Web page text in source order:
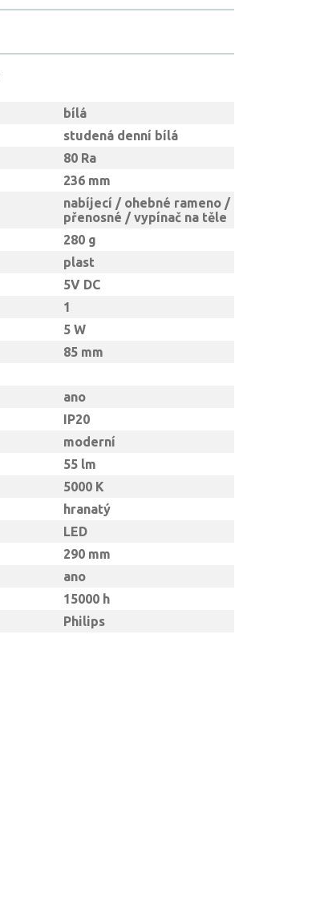
bílá
studená denní bílá
80 Ra
236 mm
nabíjecí / ohebné rameno /
přenosné / vypínač na těle
280 g
plast
5V DC
1
5 W
85 mm
ano
IP20
moderní
55 lm
5000 K
hranatý
LED
290 mm
ano
15000 h
Philips